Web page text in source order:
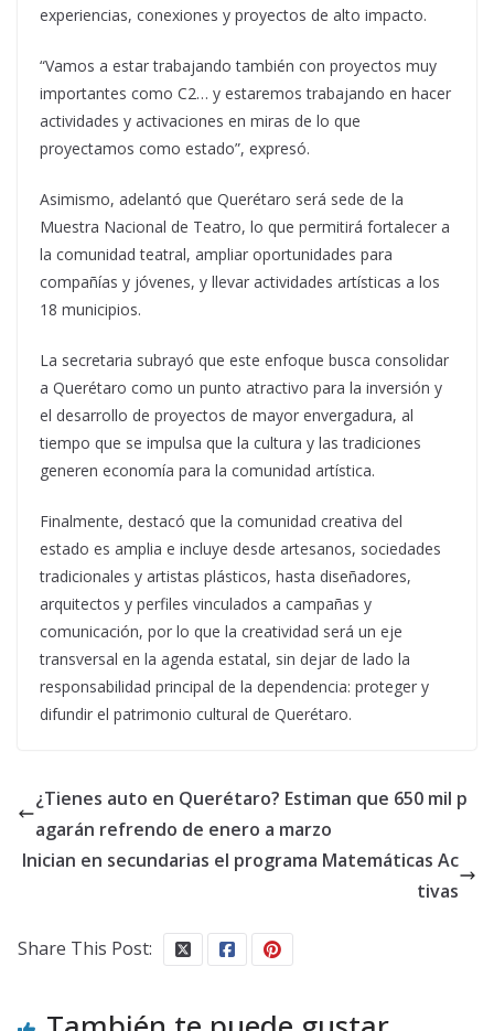
experiencias, conexiones y proyectos de alto impacto.
“Vamos a estar trabajando también con proyectos muy
importantes como C2… y estaremos trabajando en hacer
actividades y activaciones en miras de lo que
proyectamos como estado”, expresó.
Asimismo, adelantó que Querétaro será sede de la
Muestra Nacional de Teatro, lo que permitirá fortalecer a
la comunidad teatral, ampliar oportunidades para
compañías y jóvenes, y llevar actividades artísticas a los
18 municipios.
La secretaria subrayó que este enfoque busca consolidar
a Querétaro como un punto atractivo para la inversión y
el desarrollo de proyectos de mayor envergadura, al
tiempo que se impulsa que la cultura y las tradiciones
generen economía para la comunidad artística.
Finalmente, destacó que la comunidad creativa del
estado es amplia e incluye desde artesanos, sociedades
tradicionales y artistas plásticos, hasta diseñadores,
arquitectos y perfiles vinculados a campañas y
comunicación, por lo que la creatividad será un eje
transversal en la agenda estatal, sin dejar de lado la
responsabilidad principal de la dependencia: proteger y
difundir el patrimonio cultural de Querétaro.
¿Tienes auto en Querétaro? Estiman que 650 mil p
agarán refrendo de enero a marzo
Inician en secundarias el programa Matemáticas Ac
tivas
Share This Post: